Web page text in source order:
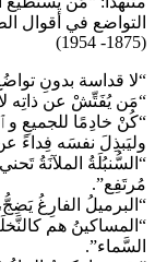
التواضع في أقوال
(1875- 1954)
“لا قداسة بدونِ
“مَن يُفَتِّشْ عن ذاتِه
“كُنْ خادِمًا للجميعِ
وليَبذِلَ نفسَه فِداءً
“السُّنبُلَةُ الملآنَةُ
مُرتَفِع”.
“البرميلُ الفارِغُ
“المساكينُ هم
السَّماء”.